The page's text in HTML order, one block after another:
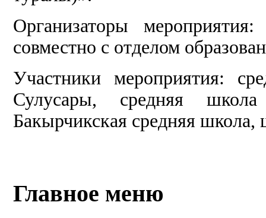
Организаторы
совместно с отделом
Участники мероприятия:
Сулусары, средняя
Бакырчикская средняя
Главное меню